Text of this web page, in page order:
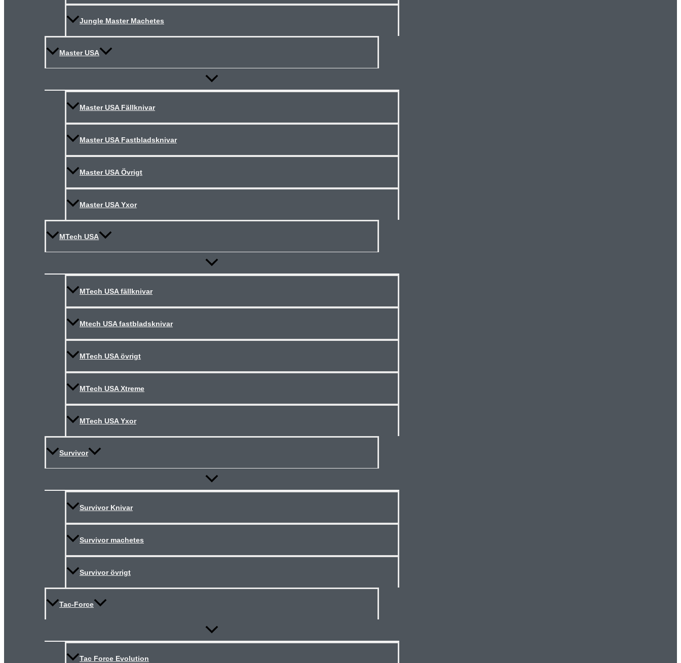
Jungle Master Machetes
Master USA
Slå
meny
Master USA Fällknivar
Master USA Fastbladsknivar
Master USA Övrigt
Master USA Yxor
MTech USA
Slå
meny
MTech USA fällknivar
Mtech USA fastbladsknivar
MTech USA övrigt
MTech USA Xtreme
MTech USA Yxor
Survivor
Slå
meny
Survivor Knivar
Survivor machetes
Survivor övrigt
Tac-Force
Slå
meny
Tac Force Evolution